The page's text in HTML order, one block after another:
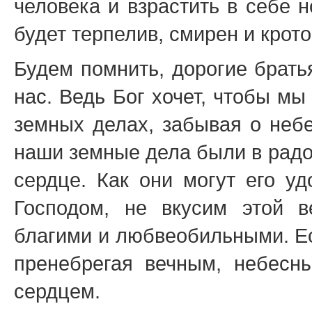
человека и взрастить в себе
будет терпелив, смирен и
Будем помнить, дорогие
нас. Ведь Бог хочет, чтобы
земных делах, забывая о
наши земные дела были в
сердце. Как они могут его
Господом, не вкусим этой
благими и любвеобильными.
пренебрегая вечным,
сердцем.